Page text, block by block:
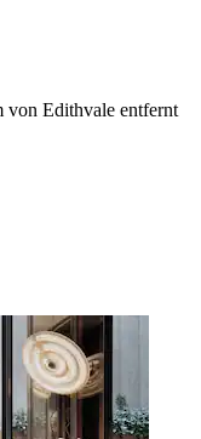
von Edithvale entfernt